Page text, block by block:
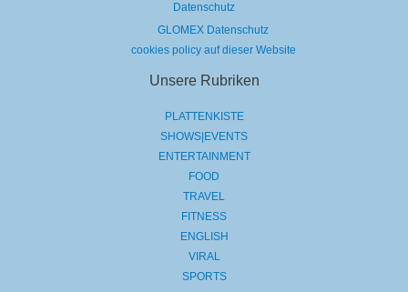
Datenschutz
GLOMEX Datenschutz
cookies policy auf dieser Website
Unsere Rubriken
PLATTENKISTE
SHOWS|EVENTS
ENTERTAINMENT
FOOD
TRAVEL
FITNESS
ENGLISH
VIRAL
SPORTS